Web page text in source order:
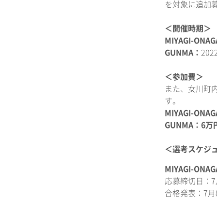
を対象に追加
＜開催時期＞
MIYAGI-
GUNMA：
＜参加費＞
また、女川町
す。
MIYAGI-
GUNMA：6
＜選考スケジ
MIYAGI-
応募締切日：
合格発表：7